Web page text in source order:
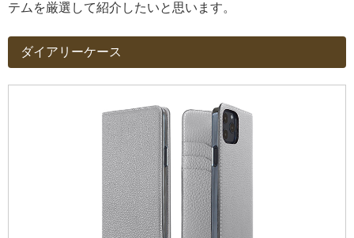
テムを厳選して紹介したいと思います。
ダイアリーケース